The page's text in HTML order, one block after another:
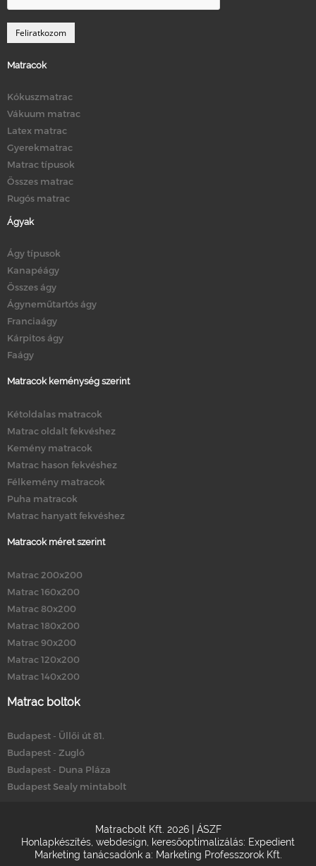
Matracok
Kókuszmatrac
Vákuum matrac
Latex matrac
Gyerekmatrac
Matrac típusok
Összes matrac
Rugós matrac
Ágyak
Ágy típusok
Kanapéágy
Összes ágy
Ágyneműtartós ágy
Franciaágy
Kárpitos ágy
Faágy
Matracok keménység szerint
Kétoldalas matracok
Matrac oldalt fekvéshez
Kemény matracok
Matrac hason fekvéshez
Félkemény matracok
Puha matracok
Matrac hanyatt fekvéshez
Matracok méret szerint
Matrac 200x200
Matrac 160x200
Matrac 80x200
Matrac 180x200
Matrac 90x200
Matrac 120x200
Matrac 140x200
Matrac boltok
Budapest - Üllői út 81.
Budapest - Zugló
Budapest - Duna Pláza
Budapest Sealy mintabolt
Matracbolt Kft. 2026 | ÁSZF
Honlapkészítés webdesign keresőoptimalizálás: Expedient
Marketing tanácsadónk a: Marketing Professzorok Kft.